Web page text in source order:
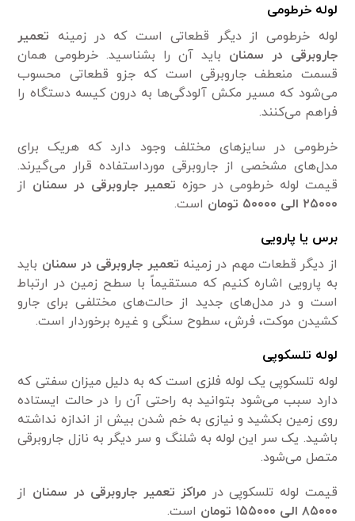
لوله خرطومی
لوله خرطومی‌ از دیگر قطعاتی است که در زمینه تعمیر
جاروبرقی در سمنان باید آن را بشناسید. خرطومی‌ همان
قسمت منعطف جاروبرقی است که جزو قطعاتی محسوب
می‌شود که مسیر مکش آلودگی‌ها به درون کیسه دستگاه را
فراهم می‌کنند.
خرطومی‌ در سایز‌های مختلف وجود دارد که هریک برای
مدل‌های مشخصی از جاروبرقی مورداستفاده قرار می‌گیرند.
قیمت لوله خرطومی‌ در حوزه تعمیر جاروبرقی در سمنان از
۲۵۰۰۰ الی ۵۰۰۰۰ تومان
است.
برس یا پارویی
از دیگر قطعات مهم در زمینه تعمیر جاروبرقی در سمنان باید
به پارویی اشاره کنیم که مستقیماً با سطح زمین در ارتباط
است و در مدل‌های جدید از حالت‌های مختلفی برای جارو
کشیدن موکت، فرش، سطوح سنگی و غیره برخوردار است.
لوله تلسکوپی
لوله تلسکوپی یک لوله فلزی است که به دلیل میزان سفتی که
دارد سبب می‌شود بتوانید به راحتی آن را در حالت ایستاده
روی زمین بکشید و نیازی به خم شدن بیش از اندازه نداشته
باشید. یک سر این لوله به شلنگ و سر دیگر به نازل جاروبرقی
متصل می‌شود.
قیمت لوله تلسکوپی در مراکز تعمیر جاروبرقی در سمنان از
۸۵۰۰۰ الی ۱۵۵۰۰۰ تومان
است.